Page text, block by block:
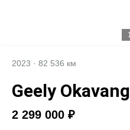
2023 · 82 536 км
Geely
2 299 000 ₽